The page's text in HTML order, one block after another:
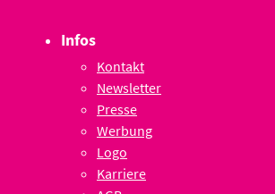
Infos
Kontakt
Newsletter
Presse
Werbung
Logo
Karriere